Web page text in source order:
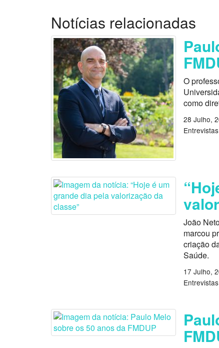
Notícias relacionadas
O
como
28 Julho,
Entrevistas
João
marcou
criação
Saúde.
17 Julho,
Entrevistas